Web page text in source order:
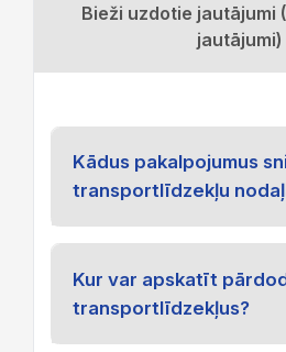
Bieži uzdotie jautājumi
jautājumi)
Kādus pakalpojumus
transportlīdzekļu
Kur var apskatīt
transportlīdzekļus?